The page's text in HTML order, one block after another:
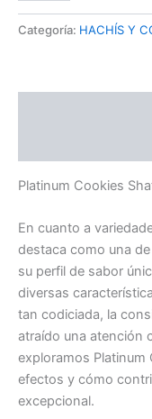
Categoría: HACHÍS Y
Platinum Cookies
En cuanto a
destaca como una
su perfil de sabor
diversas
tan codiciada, la
atraído una atención
exploramos Platinum
efectos y cómo
excepcional.